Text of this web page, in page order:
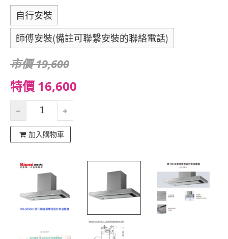
自行安裝
師傅安裝(備註可聯繫安裝的聯絡電話)
市價 19,600
特價 16,600
加入購物車